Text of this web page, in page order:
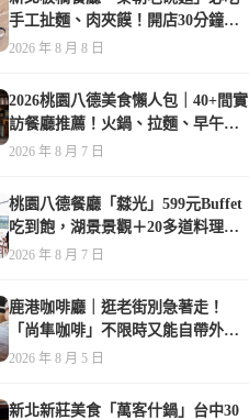
手工扯麵、肉夾饃！開店30分鐘就
客滿的人氣陝西美食-附菜單
2026 年 8 月 8 日
2026桃園八德美食懶人包｜40+間實
訪餐廳推薦！火鍋、拉麵、早午
餐、咖啡廳全收錄
2026 年 8 月 7 日
桃園八德餐廳「㵘光」599元Buffet
吃到飽，湖景景觀＋20多道料理一
次享用
2026 年 8 月 7 日
鹿港咖啡廳｜逛老街別急著走！
「尚隼咖啡」不限時又能自帶外
食，難怪在地人天天報到-附菜單
2026 年 8 月 5 日
新北新莊美食「萬客什鍋」台中30